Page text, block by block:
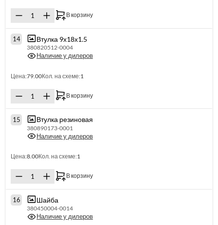
В корзину
14 Втулка 9х18х1.5
380820512-0004
Наличие у дилеров
Цена:79.00Кол. на схеме:1
В корзину
15 Втулка резиновая
380890173-0001
Наличие у дилеров
Цена:8.00Кол. на схеме:1
В корзину
16 Шайба
380450004-0014
Наличие у дилеров